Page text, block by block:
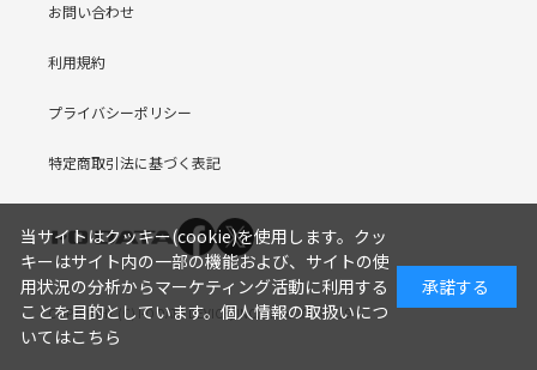
お問い合わせ
利用規約
プライバシーポリシー
特定商取引法に基づく表記
COPYRIGHT (C) I-O DATA DEVICE, INC. Since 2005.9.19
当サイトはクッキー(cookie)を使用します。クッ
キーはサイト内の一部の機能および、サイトの使
用状況の分析からマーケティング活動に利用する
ことを目的としています。個人情報の取扱いにつ
いてはこちら
承諾する